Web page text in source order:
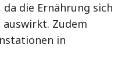
die Ernährung sich
Zudem
in